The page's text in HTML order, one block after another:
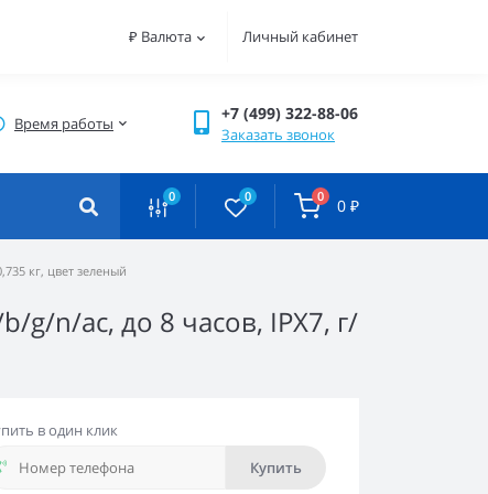
₽ Валюта Личный кабинет
Время работы +7 (499) 322-88-06
Заказать звонок
0 0 0 0 ₽
кг, цвет зеленый
g/n/ac, до 8 часов, IPX7, г/
в один клик
Купить